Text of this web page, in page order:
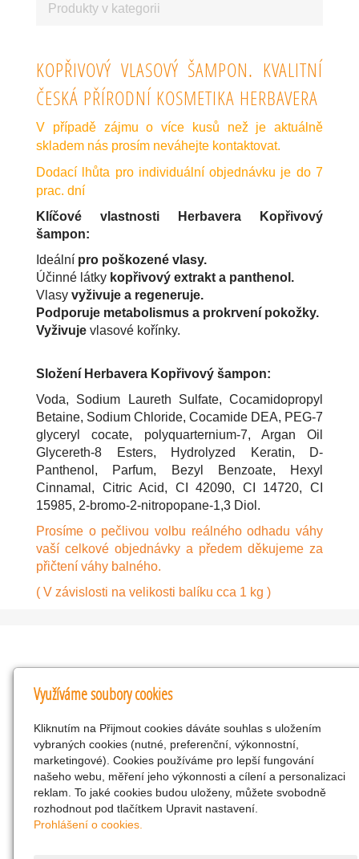
Produkty v kategorii
KOPŘIVOVÝ VLASOVÝ ŠAMPON. KVALITNÍ
ČESKÁ PŘÍRODNÍ KOSMETIKA HERBAVERA
V případě zájmu o více kusů než je aktuálně
skladem nás prosím neváhejte kontaktovat.
Dodací lhůta pro individuální objednávku je do 7
prac. dní
Klíčové vlastnosti Herbavera Kopřivový
šampon:
Ideální pro poškozené vlasy.
Účinné látky kopřivový extrakt a panthenol.
Vlasy vyživuje a regeneruje.
Podporuje metabolismus a prokrvení pokožky.
Vyživuje vlasové kořínky.
Složení Herbavera Kopřivový šampon:
Voda, Sodium Laureth Sulfate, Cocamidopropyl
Betaine, Sodium Chloride, Cocamide DEA, PEG-7
glyceryl cocate, polyquarternium-7, Argan Oil
Glycereth-8 Esters, Hydrolyzed Keratin, D-
Panthenol, Parfum, Bezyl Benzoate, Hexyl
Cinnamal, Citric Acid, CI 42090, CI 14720, CI
15985, 2-bromo-2-nitropopane-1,3 Diol.
Prosíme o pečlivou volbu reálného odhadu váhy
vaší celkové objednávky a předem děkujeme za
přičtení váhy balného.
( V závislosti na velikosti balíku cca 1 kg )
Kontakty
KNK obchodní společnost s r.o.
Komenského 127, Žacléř, 542 01 Číslo účtu:
286293602/0300
25298518
CZ25298518
info@drogerienacestach.cz
Využíváme soubory cookies
Kliknutím na Přijmout cookies dáváte souhlas s uložením
vybraných cookies (nutné, preferenční, výkonnostní,
marketingové). Cookies používáme pro lepší fungování
našeho webu, měření jeho výkonnosti a cílení a personalizaci
reklam. To jaké cookies budou uloženy, můžete svobodně
rozhodnout pod tlačítkem Upravit nastavení.
Prohlášení o cookies.